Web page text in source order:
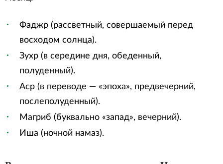
Фаджр (рассветный, совершаемый перед
восходом солнца).
Зухр (в середине дня, обеденный,
полуденный).
Аср (в переводе — «эпоха», предвечерний,
послеполуденный).
Магриб (буквально «запад», вечерний).
Иша (ночной намаз).